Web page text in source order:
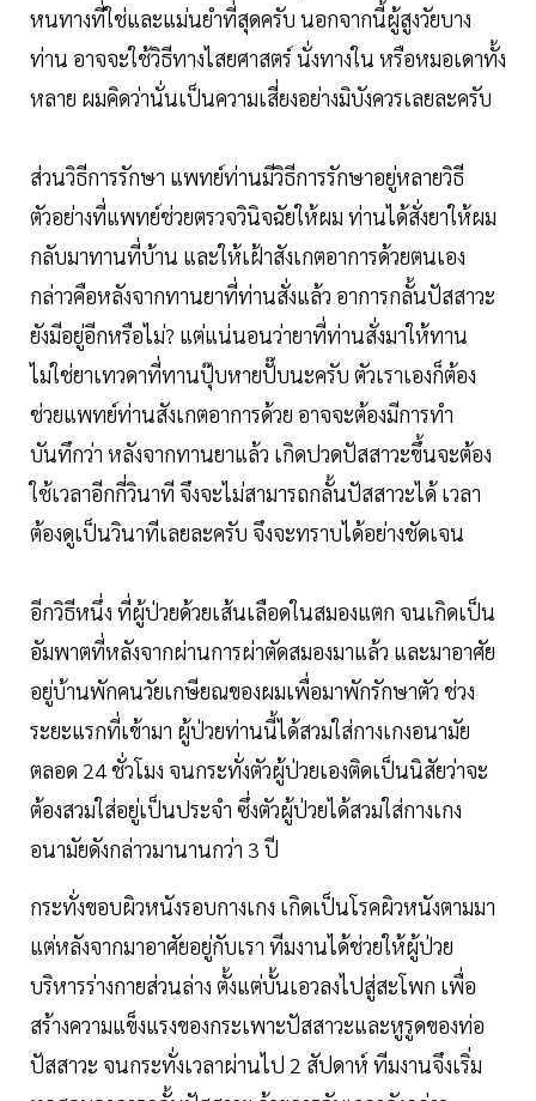
หนทางที่ใช่และแม่นยำที่สุดครับ นอกจากนี้ผู้สูงวัยบาง
ท่าน อาจจะใช้วิธีทางไสยศาสตร์ นั่งทางใน หรือหมอเดาทั้ง
หลาย ผมคิดว่านั่นเป็นความเสี่ยงอย่างมิบังควรเลยละครับ
ส่วนวิธีการรักษา แพทย์ท่านมีวิธีการรักษาอยู่หลายวิธี
ตัวอย่างที่แพทย์ช่วยตรวจวินิจฉัยให้ผม ท่านได้สั่งยาให้ผม
กลับมาทานที่บ้าน และให้เฝ้าสังเกตอาการด้วยตนเอง
กล่าวคือหลังจากทานยาที่ท่านสั่งแล้ว อาการกลั้นปัสสาวะ
ยังมีอยู่อีกหรือไม่? แต่แน่นอนว่ายาที่ท่านสั่งมาให้ทาน
ไม่ใช่ยาเทวดาที่ทานปุ๊บหายปั๊บนะครับ ตัวเราเองก็ต้อง
ช่วยแพทย์ท่านสังเกตอาการด้วย อาจจะต้องมีการทำ
บันทึกว่า หลังจากทานยาแล้ว เกิดปวดปัสสาวะขึ้นจะต้อง
ใช้เวลาอีกกี่วินาที จึงจะไม่สามารถกลั้นปัสสาวะได้ เวลา
ต้องดูเป็นวินาทีเลยละครับ จึงจะทราบได้อย่างชัดเจน
อีกวิธีหนึ่ง ที่ผู้ป่วยด้วยเส้นเลือดในสมองแตก จนเกิดเป็น
อัมพาตที่หลังจากผ่านการผ่าตัดสมองมาแล้ว และมาอาศัย
อยู่บ้านพักคนวัยเกษียณของผมเพื่อมาพักรักษาตัว ช่วง
ระยะแรกที่เข้ามา ผู้ป่วยท่านนี้ได้สวมใส่กางเกงอนามัย
ตลอด 24 ชั่วโมง จนกระทั่งตัวผู้ป่วยเองติดเป็นนิสัยว่าจะ
ต้องสวมใส่อยู่เป็นประจำ ซึ่งตัวผู้ป่วยได้สวมใส่กางเกง
อนามัยดังกล่าวมานานกว่า 3 ปี
กระทั่งขอบผิวหนังรอบกางเกง เกิดเป็นโรคผิวหนังตามมา
แต่หลังจากมาอาศัยอยู่กับเรา ทีมงานได้ช่วยให้ผู้ป่วย
บริหารร่างกายส่วนล่าง ตั้งแต่บั้นเอวลงไปสู่สะโพก เพื่อ
สร้างความแข็งแรงของกระเพาะปัสสาวะและหูรูดของท่อ
ปัสสาวะ จนกระทั่งเวลาผ่านไป 2 สัปดาห์ ทีมงานจึงเริ่ม